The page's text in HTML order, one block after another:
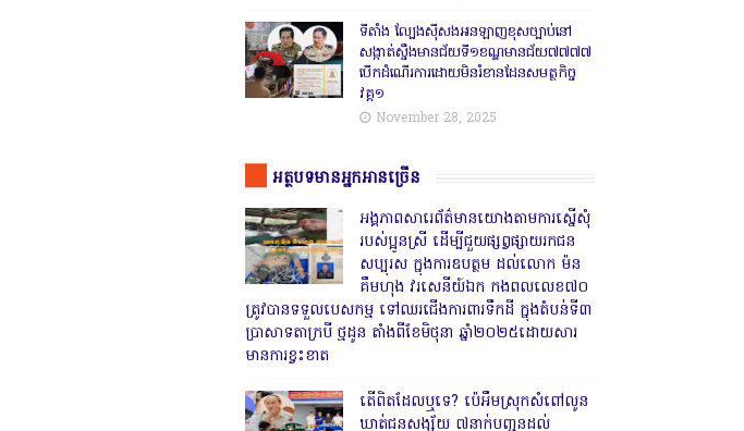
ទីតាំង ល្បែងស៊ីសងអនឡាញខុសច្បាប់នៅ
សង្កាត់សឹ្ចងមានជ័យទី១ខណ្ឌមានជ័យ៧៧៧៧
បើកដំណើរការដោយមិនរំខានដែនសមត្ថកិច្ច
វគ្គ១
November 28, 2025
អត្ថបទមានអ្នកអានច្រើន
អង្គភាពសារេព័ត៌មានយោងតាមការស្នើសុំ
របស់ប្អូនស្រី ដើម្បីជួយផ្សព្វផ្សាយរកជន
សប្បុរស ក្នុងការឧបត្ថម ដល់លោក ម៉ន
គឹមហុង វរសេនីយ៍ឯក កងពលលេខ៧០
ត្រូវបានទទួលបេសកម្ម ទៅឈរជើងការពារទឹកដី ក្នុងតំបន់ទី៣
ប្រាសាទតាក្របី ថ្មដូន តាំងពីខែមិថុនា ឆ្នាំ២០២៥ដោយសារ
មានការខ្វះខាត
តើពិតដែលឬទេ? ប៉េអឹមស្រុកសំពៅលូន
ឃាត់ជនសង្ស័យ ៧នាក់បញ្ជូនដល់